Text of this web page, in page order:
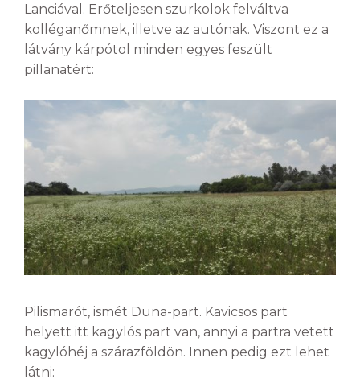
Lanciával. Erőteljesen szurkolok felváltva
kolléganőmnek, illetve az autónak. Viszont ez a
látvány kárpótol minden egyes feszült
pillanatért:
Pilismarót, ismét Duna-part. Kavicsos part
helyett itt kagylós part van, annyi a partra vetett
kagylóhéj a szárazföldön. Innen pedig ezt lehet
látni: